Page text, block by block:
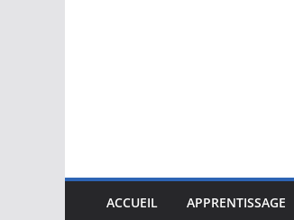
ACCUEIL APPRENTISSAGE